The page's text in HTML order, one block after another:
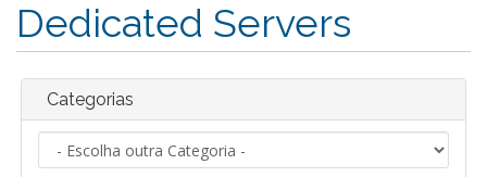
Dedicated Servers
Categorias